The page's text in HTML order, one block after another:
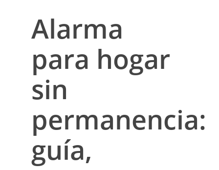
Alarma
para hogar
sin
permanencia:
guía,